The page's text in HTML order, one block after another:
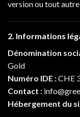
version ou tout
2. Informations
Dénomination
Gold
Numéro IDE :CHE
Contact :
Hébergement du